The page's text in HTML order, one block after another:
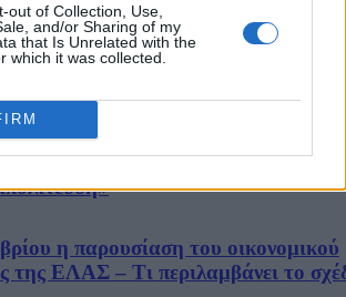
out of Collection, Use,
and/or Sharing of my
that Is Unrelated with the
which it was collected.
πλευρά της που δεν έχει φανεί
τη Μελάνια Τραμπ μετά το
ΠΑΣΟΚ: «Κανένα ουσιαστικό
την έκθεση του ΟΟΣΑ – Αξίζουμε
η παρουσίαση του οικονομικού
της ΕΛΑΣ – Τι περιλαμβάνει το